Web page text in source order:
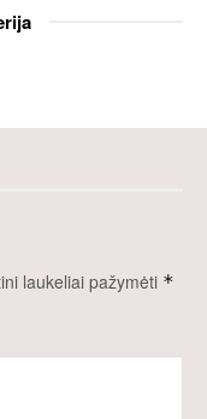
laukeliai pažymėti *